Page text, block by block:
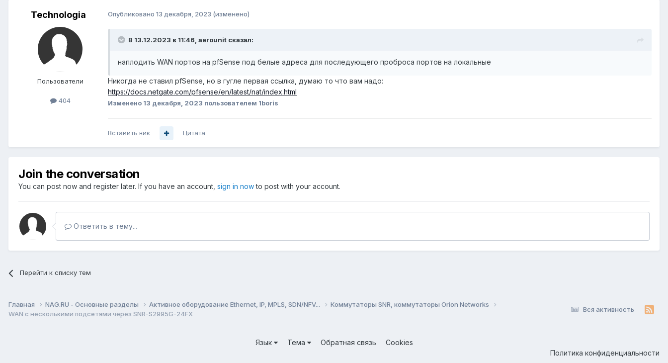
Technologia
Пользователи
404
Опубликовано 13 декабря, 2023 (изменено)
В 13.12.2023 в 11:46, aerounit сказал:
наплодить WAN портов на pfSense под белые адреса для последующего проброса портов на локальные
Никогда не ставил pfSense, но в гугле первая ссылка, думаю то что вам надо:
https://docs.netgate.com/pfsense/en/latest/nat/index.html
Изменено 13 декабря, 2023 пользователем 1boris
Вставить ник Цитата
Join the conversation
You can post now and register later. If you have an account, sign in nowto post with your account.
Ответить в тему...
Перейти к списку тем
Вся активность
Главная NAG.RU - Основные разделы Активное оборудование Ethernet, IP, MPLS, SDN/NFV...
Коммутаторы SNR, коммутаторы Orion Networks
WAN с несколькими подсетями через SNR-S2995G-24FX
Язык Тема Обратная связь
Cookies
Политика конфиденциальности